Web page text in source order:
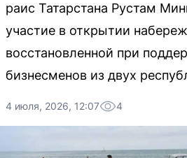
раис Татарстана Рустам
участие в открытии
восстановленной при
бизнесменов из двух
4 июля, 2026, 12:07 4